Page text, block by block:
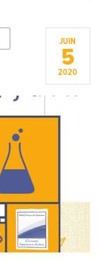
JUIN
5
2020